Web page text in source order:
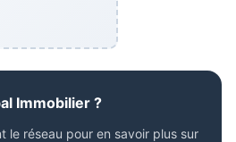
Immobilier ?
le réseau pour en savoir plus sur